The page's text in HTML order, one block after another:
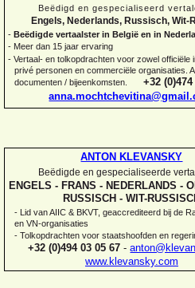
Beëdigd en gespecialiseerd
Engels, Nederlands, Russisch, Wit-
- Beëdigde vertaalster in België en in
- Meer dan 15 jaar ervaring
- Vertaal- en tolkopdrachten voor zowel officiële
privé personen en commerciële organisaties.
documenten / bijeenkomsten.
+32
ANTON KLEVANSKY
Beëdigde en gespecialiseerde
ENGELS - FRANS - NEDERLANDS -
RUSSISCH - WIT-
- Lid van AIIC & BKVT, geaccrediteerd bij de
en VN-organisaties
- Tolkopdrachten voor staatshoofden en
+32 (0)494 03 05 67 -
www.klevansky.com